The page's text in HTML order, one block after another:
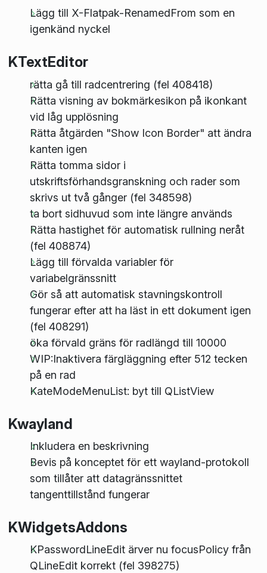
Lägg till X-Flatpak-RenamedFrom som en
igenkänd nyckel
KTextEditor
rätta gå till radcentrering (fel 408418)
Rätta visning av bokmärkesikon på ikonkant
vid låg upplösning
Rätta åtgärden "Show Icon Border" att ändra
kanten igen
Rätta tomma sidor i
utskriftsförhandsgranskning och rader som
skrivs ut två gånger (fel 348598)
ta bort sidhuvud som inte längre används
Rätta hastighet för automatisk rullning neråt
(fel 408874)
Lägg till förvalda variabler för
variabelgränssnitt
Gör så att automatisk stavningskontroll
fungerar efter att ha läst in ett dokument igen
(fel 408291)
öka förvald gräns för radlängd till 10000
WIP:Inaktivera färgläggning efter 512 tecken
på en rad
KateModeMenuList: byt till QListView
Kwayland
Inkludera en beskrivning
Bevis på konceptet för ett wayland-protokoll
som tillåter att datagränssnittet
tangenttillstånd fungerar
KWidgetsAddons
KPasswordLineEdit ärver nu focusPolicy från
QLineEdit korrekt (fel 398275)